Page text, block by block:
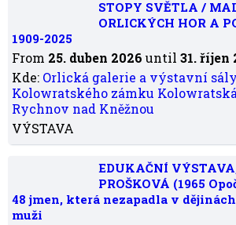
STOPY SVĚTLA /
ORLICKÝCH HOR A
1909-2025
From 25. duben 2026 until31. říjen
Kde: Orlická galerie a výstavní
Kolowratského zámku Kolowratská
Rychnov nad Kněžnou
VÝSTAVA
EDUKAČNÍ
PROŠKOVÁ (1965
48 jmen, která nezapadla v
muži